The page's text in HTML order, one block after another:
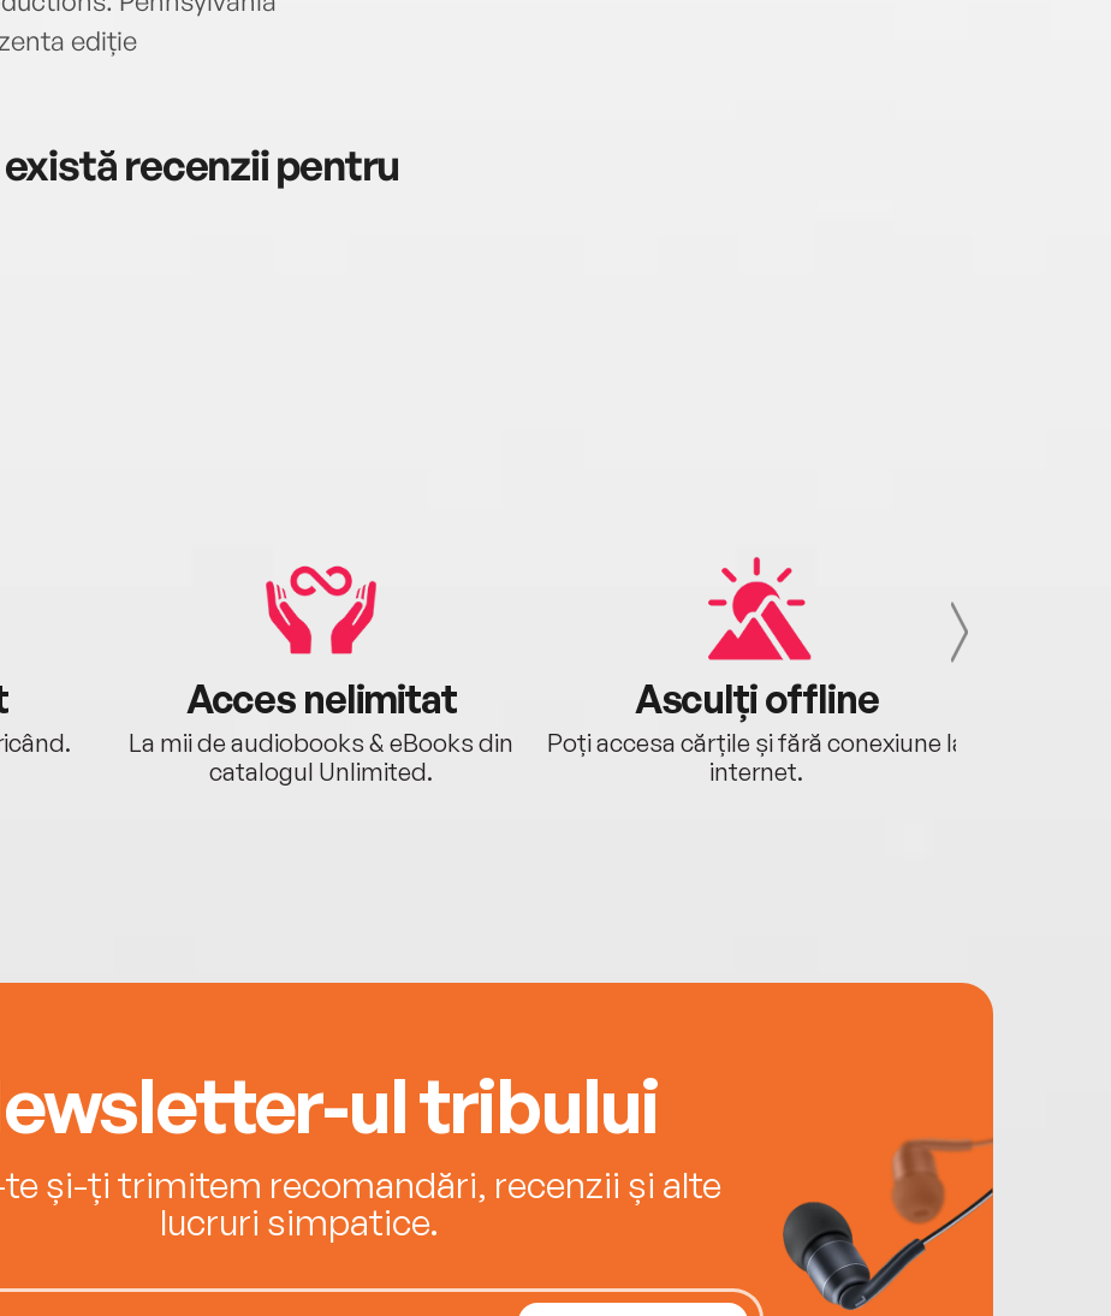
ediție
recenzii pentru
Acces nelimitat
La mii de audiobooks & eBooks din
catalogul Unlimited.
Asculți offline
Poți accesa cărțile și fără conexiune la
internet.
ul tribului
și-ți trimitem recomandări, recenzii și alte
lucruri simpatice.